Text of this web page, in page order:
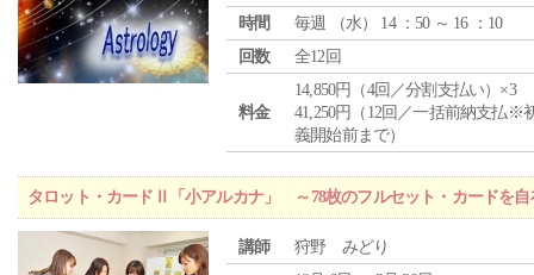
時間
毎週 （水） 14 ：50 ～ 16 ：10
回数
全12回
料金
14,850円（4回／分割支払い）×3
41,250円（12回／一括前納支払※
義開始前まで）
タロット・カードⅡ「小アルカナ」 ～78枚のフルセット・カードを自
講師 狩野 みどり